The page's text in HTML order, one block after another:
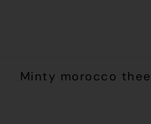
Minty morocco thee